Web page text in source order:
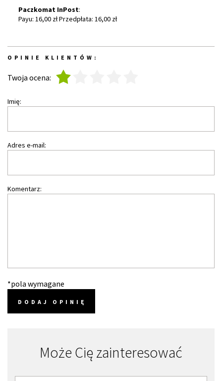
Paczkomat InPost:
Payu: 16,00 zł Przedpłata: 16,00 zł
OPINIE KLIENTÓW:
Twoja ocena:
Imię:
Adres e-mail:
Komentarz:
*pola wymagane
DODAJ OPINIĘ
Może Cię zainteresować